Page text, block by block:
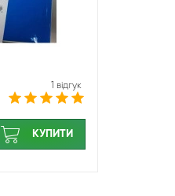
1 відгук
КУПИТИ